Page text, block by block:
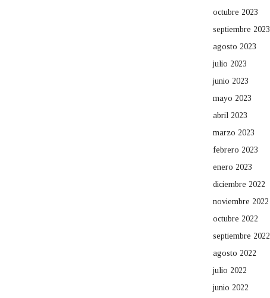
octubre 2023
septiembre 2023
agosto 2023
julio 2023
junio 2023
mayo 2023
abril 2023
marzo 2023
febrero 2023
enero 2023
diciembre 2022
noviembre 2022
octubre 2022
septiembre 2022
agosto 2022
julio 2022
junio 2022